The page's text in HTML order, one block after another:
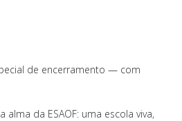
de encerramento — com
da ESAOF: uma escola viva,